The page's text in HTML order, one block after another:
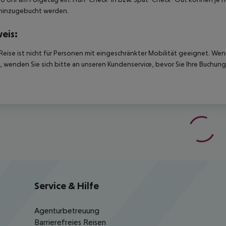
werden.
ist nicht für Personen mit eingeschränkter Mobilität geeignet.
wenden Sie sich bitte an unseren Kundenservice, bevor Sie Ihre
Service & Hilfe
Agenturbetreuung
Barrierefreies Reisen